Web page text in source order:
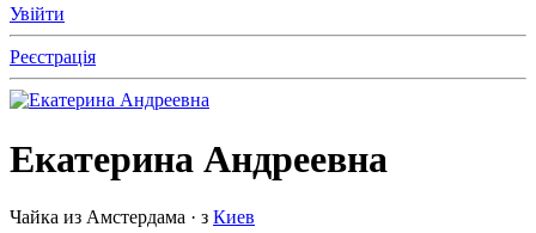
Увійти
Реєстрація
Екатерина Андреевна
Чайка из Амстердама · з Киев